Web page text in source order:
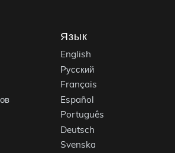
Язык
English
Русский
Français
Español
Português
Deutsch
Svenska